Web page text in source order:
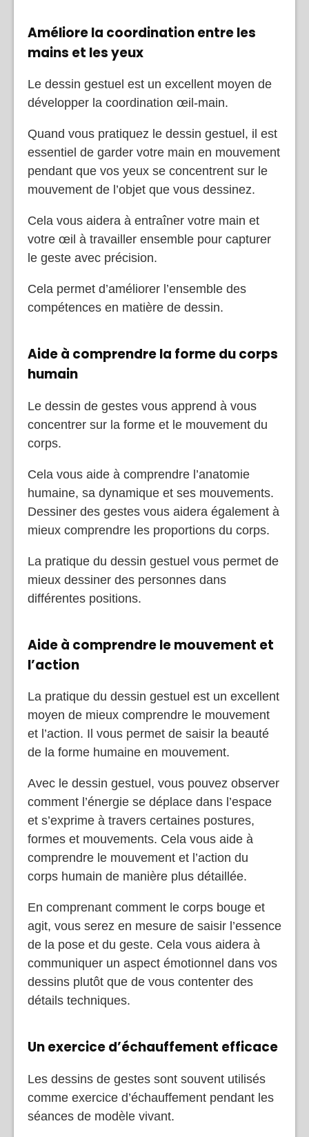
Améliore la coordination entre les
mains et les yeux
Le dessin gestuel est un excellent moyen de
développer la coordination œil-main.
Quand vous pratiquez le dessin gestuel, il est
essentiel de garder votre main en mouvement
pendant que vos yeux se concentrent sur le
mouvement de l’objet que vous dessinez.
Cela vous aidera à entraîner votre main et
votre œil à travailler ensemble pour capturer
le geste avec précision.
Cela permet d’améliorer l’ensemble des
compétences en matière de dessin.
Aide à comprendre la forme du corps
humain
Le dessin de gestes vous apprend à vous
concentrer sur la forme et le mouvement du
corps.
Cela vous aide à comprendre l’anatomie
humaine, sa dynamique et ses mouvements.
Dessiner des gestes vous aidera également à
mieux comprendre les proportions du corps.
La pratique du dessin gestuel vous permet de
mieux dessiner des personnes dans
différentes positions.
Aide à comprendre le mouvement et
l’action
La pratique du dessin gestuel est un excellent
moyen de mieux comprendre le mouvement
et l’action. Il vous permet de saisir la beauté
de la forme humaine en mouvement.
Avec le dessin gestuel, vous pouvez observer
comment l’énergie se déplace dans l’espace
et s’exprime à travers certaines postures,
formes et mouvements. Cela vous aide à
comprendre le mouvement et l’action du
corps humain de manière plus détaillée.
En comprenant comment le corps bouge et
agit, vous serez en mesure de saisir l’essence
de la pose et du geste. Cela vous aidera à
communiquer un aspect émotionnel dans vos
dessins plutôt que de vous contenter des
détails techniques.
Un exercice d’échauffement efficace
Les dessins de gestes sont souvent utilisés
comme exercice d’échauffement pendant les
séances de modèle vivant.